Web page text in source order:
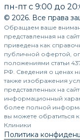
пн-пт с 9:00 до
© 2026. Все права
Обращаем ваше
представленная на
приведена как
публичной офертой,
положениями статьи
РФ. Сведения о ценах
также изображения
представленных на
информационный
более полной
вы можете обратиться
Клиники
Политика